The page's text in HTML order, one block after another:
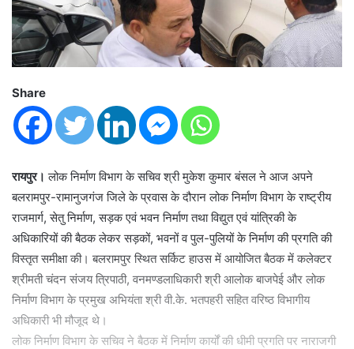
Share
रायपुर। लोक निर्माण विभाग के सचिव श्री मुकेश कुमार बंसल ने आज अपने
बलरामपुर-रामानुजगंज जिले के प्रवास के दौरान लोक निर्माण विभाग के राष्ट्रीय
राजमार्ग, सेतु निर्माण, सड़क एवं भवन निर्माण तथा विद्युत एवं यांत्रिकी के
अधिकारियों की बैठक लेकर सड़कों, भवनों व पुल-पुलियों के निर्माण की प्रगति की
विस्तृत समीक्षा की। बलरामपुर स्थित सर्किट हाउस में आयोजित बैठक में कलेक्टर
श्रीमती चंदन संजय त्रिपाठी, वनमण्डलाधिकारी श्री आलोक बाजपेई और लोक
निर्माण विभाग के प्रमुख अभियंता श्री वी.के. भतपहरी सहित वरिष्ठ विभागीय
अधिकारी भी मौजूद थे।
लोक निर्माण विभाग के सचिव ने बैठक में निर्माण कार्यों की धीमी प्रगति पर नाराजगी